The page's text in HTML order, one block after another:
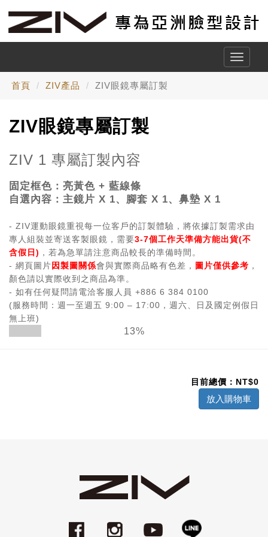
Toggle
首頁 ZIV產品 ZIV眼鏡專屬訂製
ZIV眼鏡專屬訂製
ZIV 1 專屬訂製內容
固定框色： 亮黃色 + 藍線條
自選內容：主鏡片 X 1、 腳套 X 1、鼻墊 X 1
- ZIV運動眼鏡重視每一位客戶的訂製體驗，將依據訂製需求由
專人組裝並寄送客製眼鏡，需要3-7個工作天準備方能出貨(不
含假日) ，若為急單請注意商品較長的準備時間。
- 網頁圖片因製圖關係會與實際商品略有色差， 圖片僅供參考 ，
顏色請以實際收到之商品為準。
- 如有任何疑問請電洽客服人員 +886 6 384 0100
(服務時間：週一至週五 9:00 – 17:00，週六、日及國定例假日
無上班)
13%
目前總價：NT$0
放入購物車